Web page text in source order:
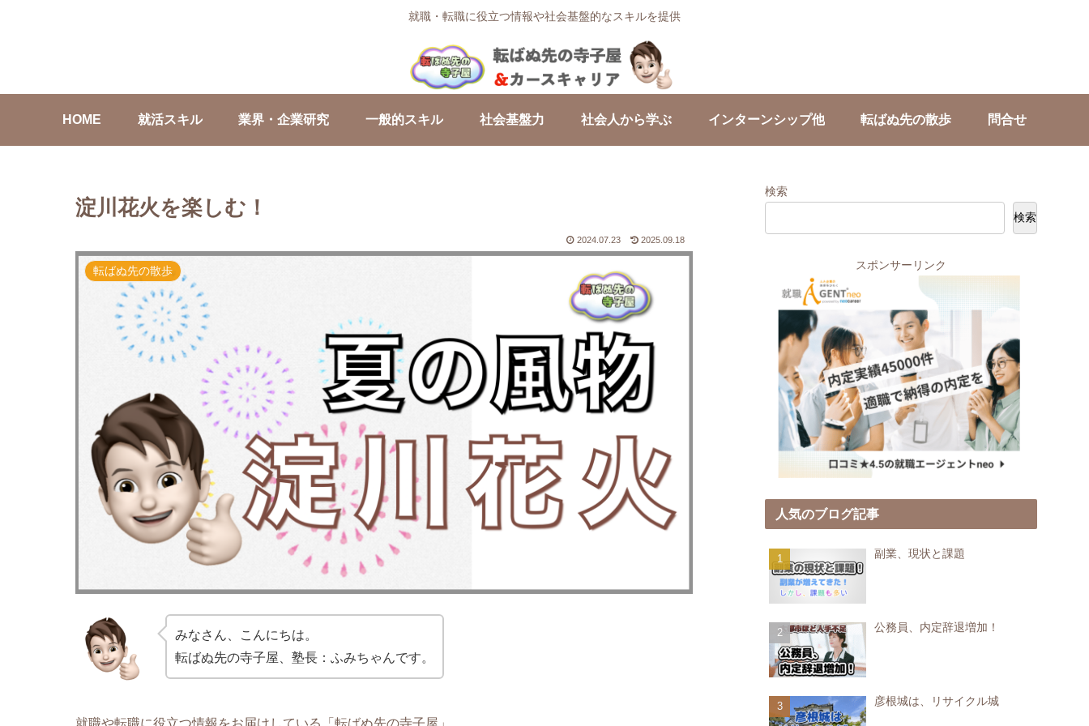
就職・転職に役立つ情報や社会基盤的なスキルを提供
HOME 就活スキル 業界・企業研究 一般的スキル 社会基盤力 社会人から学ぶ インターンシップ他 転ばぬ先の散歩 問合せ
淀川花火を楽しむ！
2024.07.23 2025.09.18
転ばぬ先の散歩
みなさん、こんにちは。
転ばぬ先の寺子屋、塾長：ふみちゃんです。
就職や転職に役立つ情報をお届けしている「転ばぬ先の寺子屋」。
検索
検索
スポンサーリンク
人気のブログ記事
副業、現状と課題
公務員、内定辞退増加！
彦根城は、リサイクル城